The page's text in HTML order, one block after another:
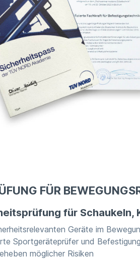
FÜR
für
Geräte im
Sportgeräteprüfer und
möglicher Risiken